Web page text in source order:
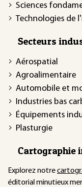
Sciences
Technologies de
Secteurs
Aérospatial
Agroalimentaire
Automobile et
Industries bas
Équipements
Plasturgie
Cartographie
Explorez notre
éditorial minutieux